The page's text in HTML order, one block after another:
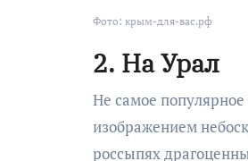
Фото: крым-для-вас.рф
2. На Урал
Не самое
изображением
россыпях